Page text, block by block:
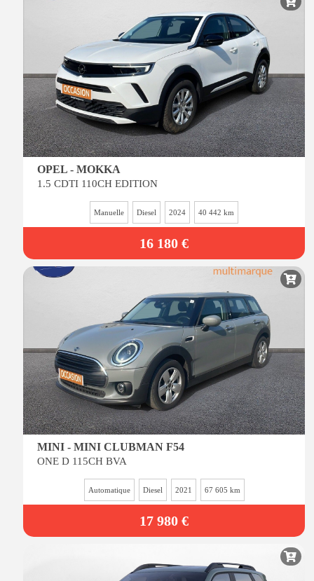
OPEL - MOKKA
1.5 CDTI 110CH EDITION
Manuelle Diesel 2024 40 442 km
16 180 €
MINI - MINI CLUBMAN F54
ONE D 115CH BVA
Automatique Diesel 2021 67 605 km
17 980 €